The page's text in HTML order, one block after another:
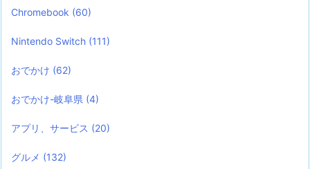
Chromebook (60)
Nintendo Switch (111)
おでかけ (62)
おでかけ-岐阜県 (4)
アプリ、サービス (20)
グルメ (132)